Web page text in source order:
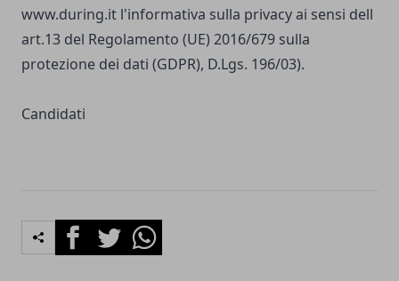
www.during.it l'informativa sulla privacy ai sensi dell
art.13 del Regolamento (UE) 2016/679 sulla
protezione dei dati (GDPR), D.Lgs. 196/03).
Candidati
FacebookTwitterWhatsapp